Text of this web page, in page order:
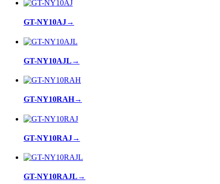
GT-NY10AJ→
GT-NY10AJL →
GT-NY10RAH→
GT-NY10RAJ→
GT-NY10RAJL →